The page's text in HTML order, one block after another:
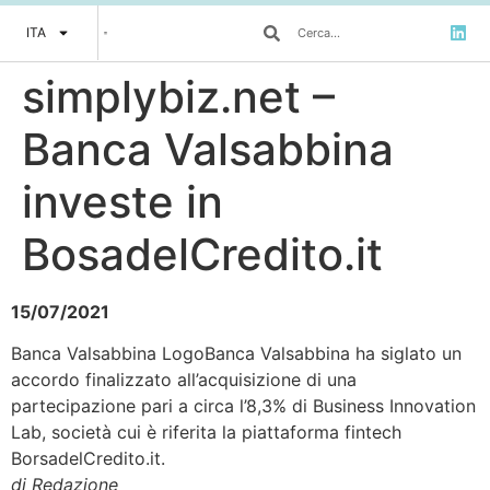
ITA
simplybiz.net –
Banca Valsabbina
investe in
BosadelCredito.it
15/07/2021
Banca Valsabbina LogoBanca Valsabbina ha siglato un
accordo finalizzato all’acquisizione di una
partecipazione pari a circa l’8,3% di Business Innovation
Lab, società cui è riferita la piattaforma fintech
BorsadelCredito.it.
di Redazione